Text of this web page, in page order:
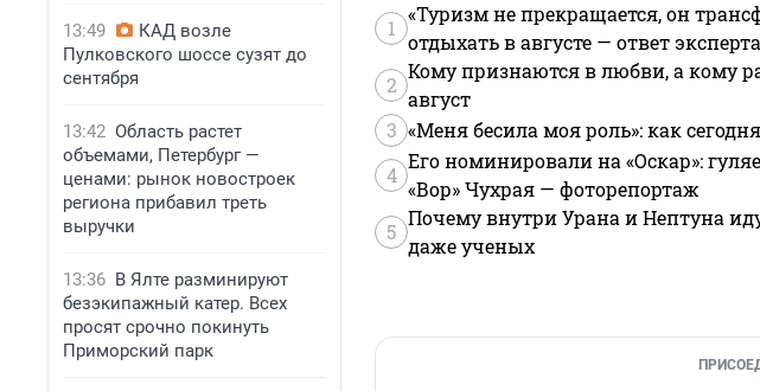
13:49
КАД возле
Пулковского шоссе сузят до
сентября
13:42 Область растет
объемами, Петербург —
ценами: рынок новостроек
региона прибавил треть
выручки
13:36 В Ялте разминируют
безэкипажный катер. Всех
просят срочно покинуть
Приморский парк
1
«Туризм не прекращается, он
отдыхать в августе — ответ эксперта
2
Кому признаются в любви, а кому
август
3 «Меня бесила моя роль»: как
4
Его номинировали на «Оскар»:
«Вор» Чухрая — фоторепортаж
5
Почему внутри Урана и Нептуна
даже ученых